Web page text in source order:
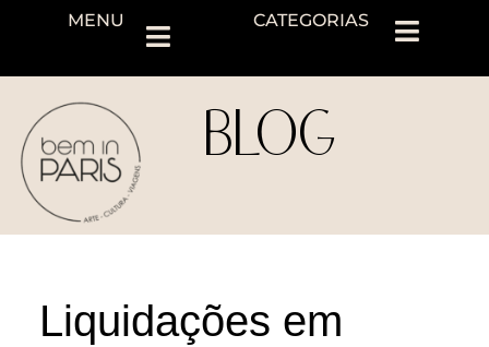
MENU CATEGORIAS
BLOG
Liquidações em